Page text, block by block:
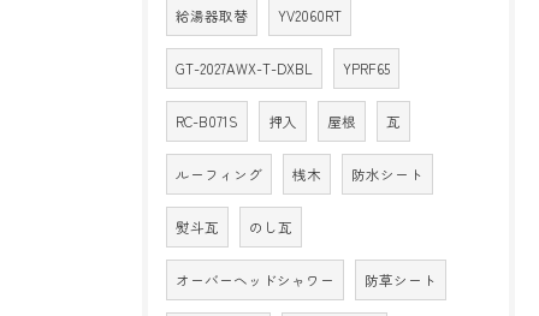
給湯器取替 YV2060RT
GT-2027AWX-T-DXBL YPRF65
RC-B071S 押入 屋根 瓦
ルーフィング 桟木 防水シート
熨斗瓦 のし瓦
オーバーヘッドシャワー 防草シート